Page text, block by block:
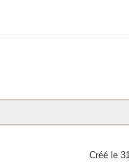
Créé le